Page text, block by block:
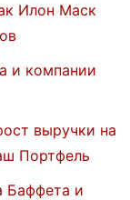
Илон Маск
и компании
выручки на
Портфель
Баффета и